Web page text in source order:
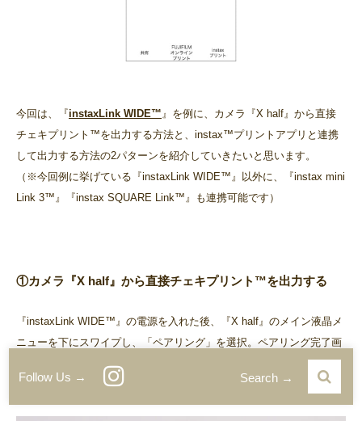
Follow Us → Search →
今回は、『instaxLink WIDE™ 』を例に、カメラ『X half』から直接
チェキプリント™を出力する方法と、instax™プリントアプリと連携
して出力する方法の2パターンを紹介していきたいと思います。
（※今回例に挙げている『instaxLink WIDE™』以外に、『instax mini
Link 3™』『instax SQUARE Link™』も連携可能です）
①カメラ『X half』から直接チェキプリント™を出力する
『instaxLink WIDE™』の電源を入れた後、『X half』のメイン液晶メ
ニューを下にスワイプし、「ペアリング」を選択。ペアリング完了画